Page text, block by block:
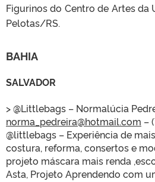
Figurinos do Centro de Artes da
Pelotas/RS.
BAHIA
SALVADOR
> @Littlebags – Normalúcia
norma_pedreira@hotmail.com –
@littlebags – Experiência de
costura, reforma, consertos e
projeto máscara mais renda
Asta, Projeto Aprendendo com